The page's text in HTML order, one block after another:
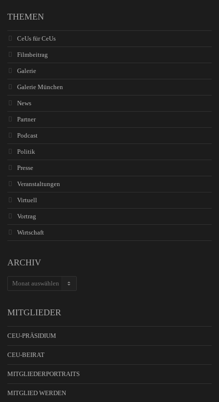
THEMEN
CeUs für CeUs
Filmbeitrag
Galerie
Galerie München
News
Partner
Podcast
Politik
Presse
Veranstaltungen
Virtuell
Vortrag
Wirtschaft
ARCHIV
ARCHIV
MITGLIEDER
CEU-PRÄSIDIUM
CEU-BEIRAT
MITGLIEDERPORTRAITS
MITGLIED WERDEN